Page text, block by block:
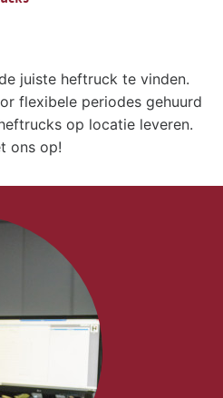
juiste heftruck te vinden.
flexibele periodes gehuurd
op locatie leveren.
ons op!